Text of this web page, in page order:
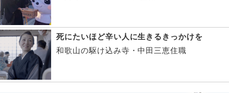
死にたいほど辛い人に生きるきっかけを
和歌山の駆け込み寺・中田三恵住職